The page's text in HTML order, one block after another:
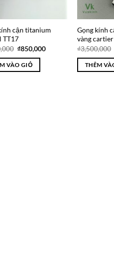
cận titanium
TT17
Giá
là:
₫1,500,000.
₫850,000Giá
VÀO GIỎ
Gọng kính
vàng cartier
₫3,500,000
THÊM